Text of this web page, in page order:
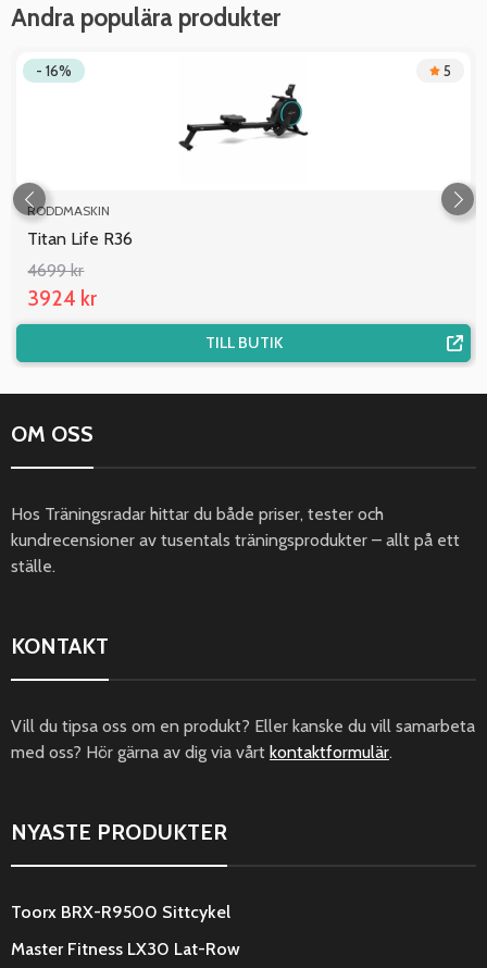
Andra populära produkter
- 16% 5
RODDMASKIN
Titan Life R36
4699 kr
3924 kr
TILL BUTIK
OM OSS
Hos Träningsradar hittar du både priser, tester och
kundrecensioner av tusentals träningsprodukter – allt på ett
ställe.
KONTAKT
Vill du tipsa oss om en produkt? Eller kanske du vill samarbeta
med oss? Hör gärna av dig via vårt kontaktformulär.
NYASTE PRODUKTER
Toorx BRX-R9500 Sittcykel
Master Fitness LX30 Lat-Row